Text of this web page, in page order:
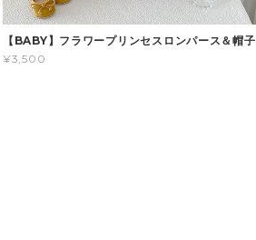
【BABY】フラワープリンセスロンパース＆帽子
¥3,500